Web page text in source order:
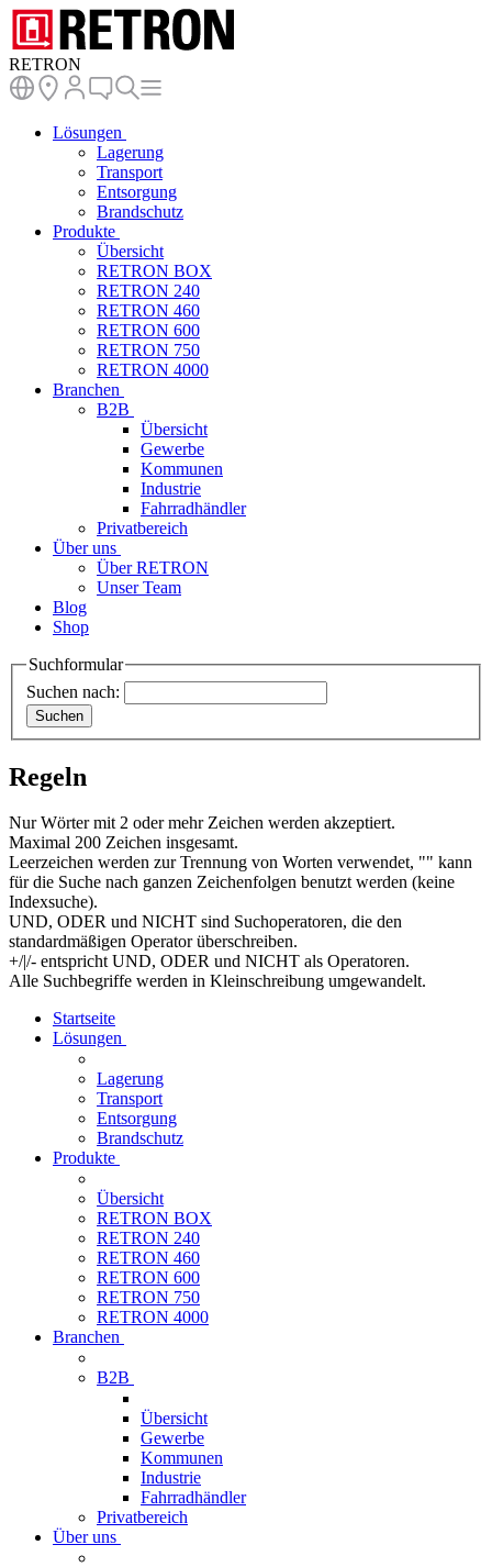
RETRON
Lösungen
Lagerung
Transport
Entsorgung
Brandschutz
Produkte
Übersicht
RETRON BOX
RETRON 240
RETRON 460
RETRON 600
RETRON 750
RETRON 4000
Branchen
B2B
Übersicht
Gewerbe
Kommunen
Industrie
Fahrradhändler
Privatbereich
Über uns
Über RETRON
Unser Team
Blog
Shop
Suchformular
Suchen nach:
Regeln
Nur Wörter mit 2 oder mehr Zeichen werden akzeptiert.
Maximal 200 Zeichen insgesamt.
Leerzeichen werden zur Trennung von Worten verwendet, "" kann
für die Suche nach ganzen Zeichenfolgen benutzt werden (keine
Indexsuche).
UND, ODER und NICHT sind Suchoperatoren, die den
standardmäßigen Operator überschreiben.
+/|/- entspricht UND, ODER und NICHT als Operatoren.
Alle Suchbegriffe werden in Kleinschreibung umgewandelt.
Startseite
Lösungen
Lagerung
Transport
Entsorgung
Brandschutz
Produkte
Übersicht
RETRON BOX
RETRON 240
RETRON 460
RETRON 600
RETRON 750
RETRON 4000
Branchen
B2B
Übersicht
Gewerbe
Kommunen
Industrie
Fahrradhändler
Privatbereich
Über uns